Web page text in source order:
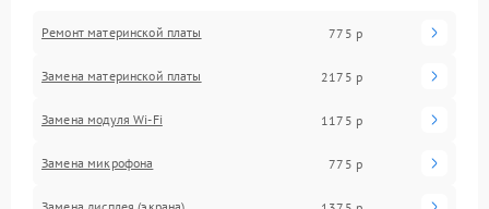
Ремонт материнской платы 775 р
Замена материнской платы 2175 р
Замена модуля Wi-Fi 1175 р
Замена микрофона 775 р